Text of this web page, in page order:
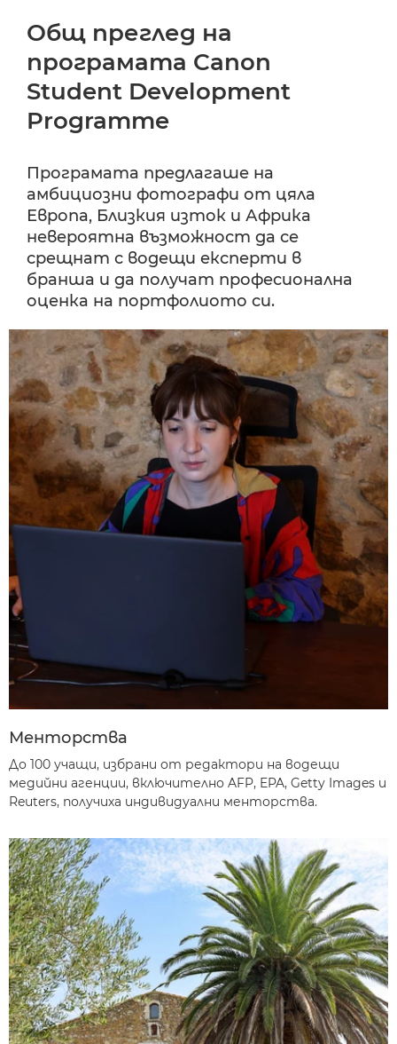
Общ преглед на
програмата Canon
Student Development
Programme
Програмата предлагаше на
амбициозни фотографи от цяла
Европа, Близкия изток и Африка
невероятна възможност да се
срещнат с водещи експерти в
бранша и да получат професионална
оценка на портфолиото си.
Менторства
До 100 учащи, избрани от редактори на водещи
медийни агенции, включително AFP, EPA, Getty Images и
Reuters, получиха индивидуални менторства.